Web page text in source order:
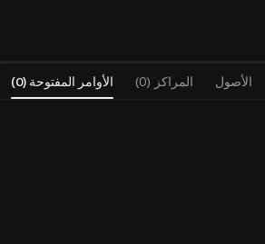
الأوامر المفتوحة (
0
) المراكز (0) الأصول